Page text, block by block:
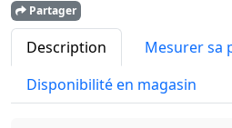
Partager
Description
Mesurer sa
Disponibilité en magasin